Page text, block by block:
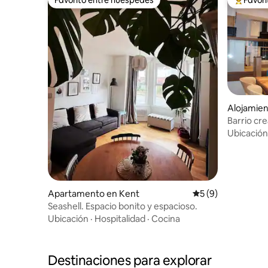
Favorito entre huéspedes
Apartamento en Kent Calificación
5 (9)
Seashell. Espacio bonito y espacioso.
Ubicación · Hospitalidad · Cocina
Barrio
Leas/F51
Ubicación
Destinaciones para explorar